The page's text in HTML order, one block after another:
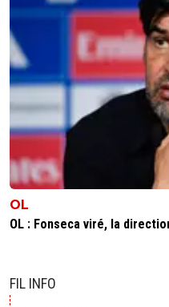
OL
OL : Fonseca viré, la
FIL INFO